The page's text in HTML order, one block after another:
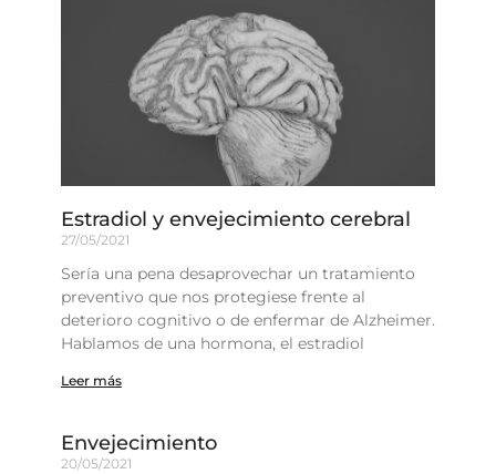
Estradiol y envejecimiento cerebral
27/05/2021
Sería una pena desaprovechar un tratamiento
preventivo que nos protegiese frente al
deterioro cognitivo o de enfermar de Alzheimer.
Hablamos de una hormona, el estradiol
Leer más
Envejecimiento
20/05/2021